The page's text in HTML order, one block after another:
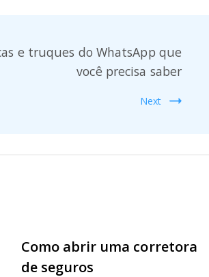
e truques do WhatsApp que
você precisa saber
Next
Como abrir uma corretora
de seguros